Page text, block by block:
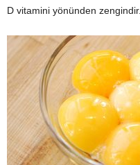
D vitamini yönünden zengindir.